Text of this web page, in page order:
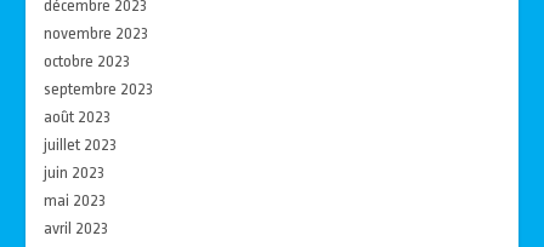
décembre 2023
novembre 2023
octobre 2023
septembre 2023
août 2023
juillet 2023
juin 2023
mai 2023
avril 2023